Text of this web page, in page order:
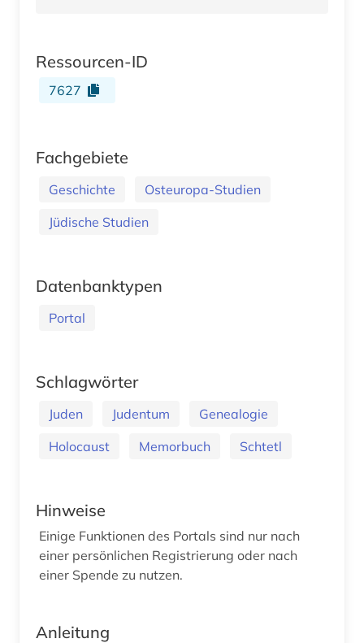
Ressourcen-ID
7627
Fachgebiete
Geschichte
Osteuropa-Studien
Jüdische Studien
Datenbanktypen
Portal
Schlagwörter
Juden Judentum
Genealogie
Holocaust
Memorbuch Schtetl
Hinweise
Einige Funktionen des Portals sind nur nach
einer persönlichen Registrierung oder nach
einer Spende zu nutzen.
Anleitung